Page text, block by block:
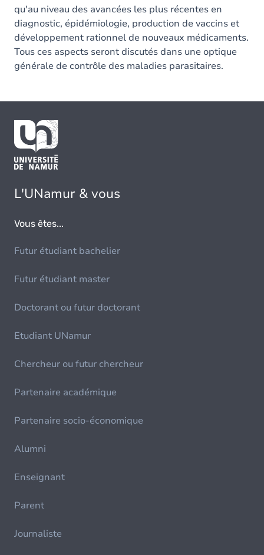
qu'au niveau des avancées les plus récentes en
diagnostic, épidémiologie, production de vaccins et
développement rationnel de nouveaux médicaments.
Tous ces aspects seront discutés dans une optique
générale de contrôle des maladies parasitaires.
L'UNamur & vous
Vous êtes...
Futur étudiant bachelier
Futur étudiant master
Doctorant ou futur doctorant
Etudiant UNamur
Chercheur ou futur chercheur
Partenaire académique
Partenaire socio-économique
Alumni
Enseignant
Parent
Journaliste